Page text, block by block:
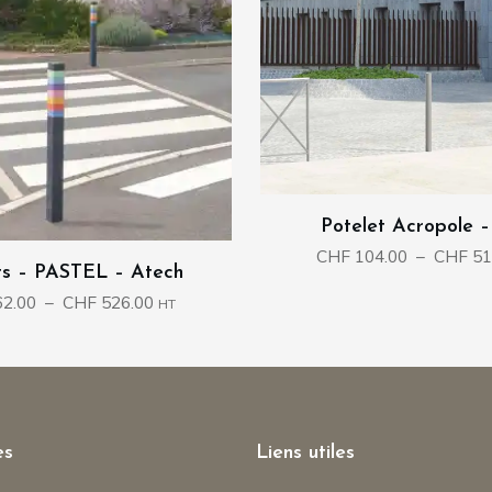
– PASTEL – Atech
– CHF 526.00 Plage
CHF 362.00
HT
Potelet Acropole
CHF104.00 – CHF
Liens utiles